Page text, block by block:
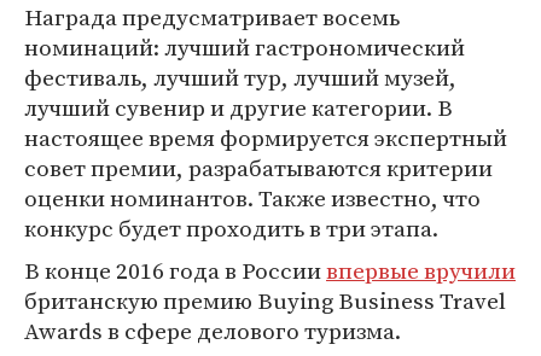
Награда предусматривает восемь
номинаций: лучший гастрономический
фестиваль, лучший тур, лучший музей,
лучший сувенир и другие категории. В
настоящее время формируется экспертный
совет премии, разрабатываются критерии
оценки номинантов. Также известно, что
конкурс будет проходить в три этапа.
В конце 2016 года в Россиивпервые вручили
британскую премию Buying Business Travel
Awards в сфере делового туризма.